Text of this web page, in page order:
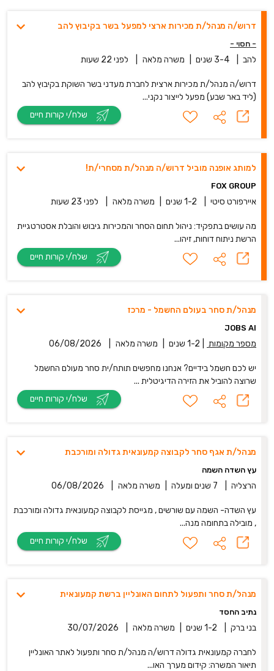
דרוש/ה מנהל/ת מכירות ארצי למפעל בשר בקיבוץ להב
- חסוי -
להב 3-4 שנים משרה מלאה לפני 22 שעות
דרוש/ה מנהל/ת מכירות ארצית לחברת מעדני בשר השוקת בקיבוץ להב
(ליד באר שבע) מפעל לייצור נקני...
למותג אופנה מוביל דרוש/ה מנהל/ת מסחרי/ת!
FOX GROUP
איירפורט סיטי 1-2 שנים משרה מלאה לפני 23 שעות
מה עושים בתפקיד: ניהול תחום הסחר והמכירות גיבוש והובלת אסטרטגיית
הרשת ניתוח דוחות, זיהו...
מנהל/ת סחר בעולם החשמל - מרכז
JOBS AI
מספר מקומות 1-2 שנים משרה מלאה 06/08/2026
יש לכם חשמל בידיים? אנחנו מחפשים תותח/ית סחר מעולם החשמל
שרוצה להוביל את הזירה הדיגיטלית ...
מנהל/ת אגף סחר לקבוצה קמעונאית גדולה ומורכבת
עץ השדה השמה
הרצליה 7 שנים ומעלה משרה מלאה 06/08/2026
עץ השדה- השמה עם שורשים , מגייסת לקבוצה קמעונאית גדולה ומורכבת
, מובילה בתחומה מנה...
מנהל/ת סחר ותפעול לתחום האונליין ברשת קמעונאית
נתיב החסד
בני ברק 1-2 שנים משרה מלאה 30/07/2026
לחברה קמעונאית גדולה דרוש/ה מנהל/ת סחר ותפעול לאתר האונליין
תיאור המשרה: קידום מערך האו...